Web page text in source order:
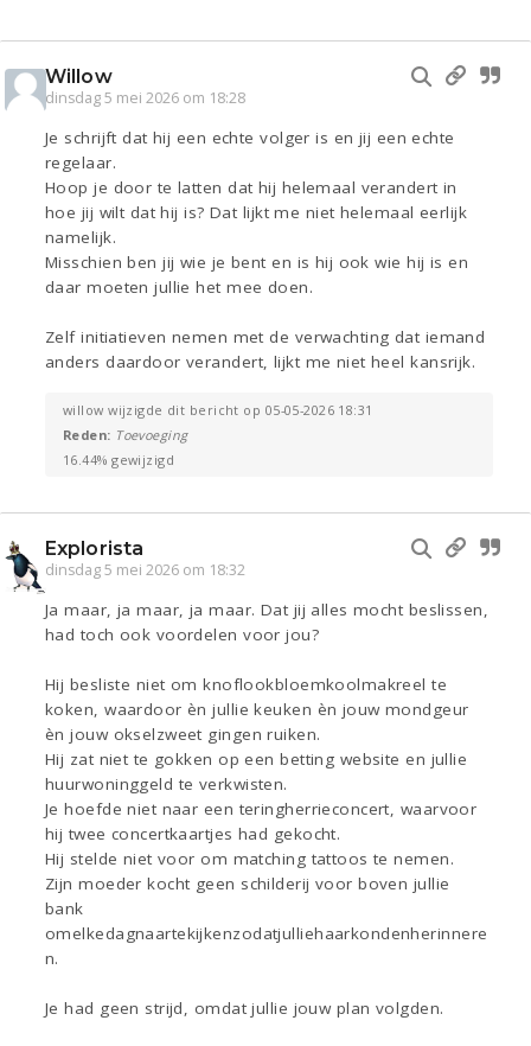
Willow
dinsdag 5 mei 2026 om 18:28
Je schrijft dat hij een echte volger is en jij een echte
regelaar.
Hoop je door te latten dat hij helemaal verandert in
hoe jij wilt dat hij is? Dat lijkt me niet helemaal eerlijk
namelijk.
Misschien ben jij wie je bent en is hij ook wie hij is en
daar moeten jullie het mee doen.
Zelf initiatieven nemen met de verwachting dat iemand
anders daardoor verandert, lijkt me niet heel kansrijk.
willow wijzigde dit bericht op 05-05-2026 18:31
Reden: Toevoeging
16.44% gewijzigd
Explorista
dinsdag 5 mei 2026 om 18:32
Ja maar, ja maar, ja maar. Dat jij alles mocht beslissen,
had toch ook voordelen voor jou?
Hij besliste niet om knoflookbloemkoolmakreel te
koken, waardoor èn jullie keuken èn jouw mondgeur
èn jouw okselzweet gingen ruiken.
Hij zat niet te gokken op een betting website en jullie
huurwoninggeld te verkwisten.
Je hoefde niet naar een teringherrieconcert, waarvoor
hij twee concertkaartjes had gekocht.
Hij stelde niet voor om matching tattoos te nemen.
Zijn moeder kocht geen schilderij voor boven jullie
bank
omelkedagnaartekijkenzodatjulliehaarkondenherinnere
n.
Je had geen strijd, omdat jullie jouw plan volgden.